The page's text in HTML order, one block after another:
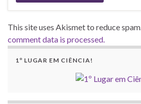
This site uses Akismet to reduce spam.
comment data is processed.
1º LUGAR EM CIÊNCIA!